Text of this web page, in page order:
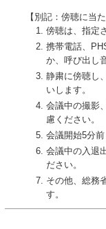
【別記：傍聴に当
傍聴は、指定
携帯電話、
か、呼び出し
静粛に傍聴し
いします。
会議中の撮影
慮ください。
会議開始5分前
会議中の入退
ださい。
その他、総務
す。